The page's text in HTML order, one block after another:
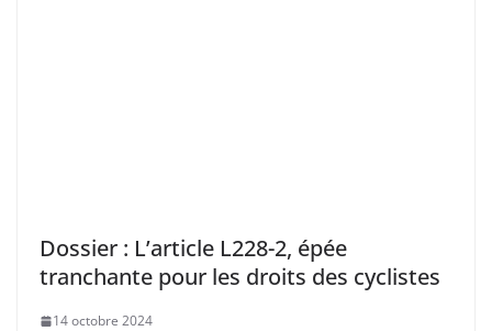
Dossier : L’article L228-2, épée
tranchante pour les droits des cyclistes
14 octobre 2024